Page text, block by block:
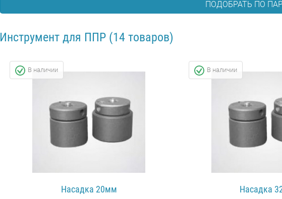
ПОДОБРАТЬ ПО
Инструмент для ППР (14 товаров)
В наличии
Насадка 20мм
В наличии
Насадка